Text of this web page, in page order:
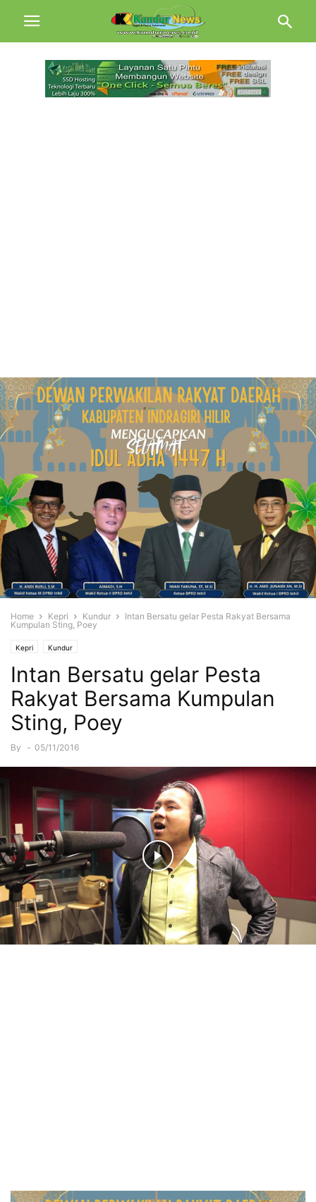
Home Kepri Kundur
Intan Bersatu gelar Pesta Rakyat Bersama
Kumpulan Sting, Poey
Kepri Kundur
Intan Bersatu gelar Pesta
Rakyat Bersama Kumpulan
Sting, Poey
By - 05/11/2016